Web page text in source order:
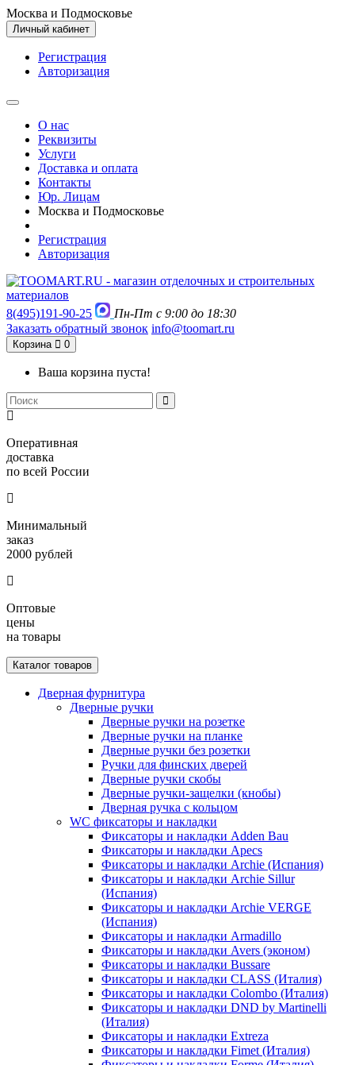
Москва и Подмосковье
Личный кабинет
Регистрация
Авторизация
О нас
Реквизиты
Услуги
Доставка и оплата
Контакты
Юр. Лицам
Москва и Подмосковье
Регистрация
Авторизация
8(495)191-90-25
Пн-Пт с 9:00 до 18:30
Заказать обратный звонок info@toomart.ru
Корзина 0
Ваша корзина пуста!
Оперативная
доставка
по всей России
Минимальный
заказ
2000 рублей
Оптовые
цены
на товары
Каталог товаров
Дверная фурнитура
Дверные ручки
Дверные ручки на розетке
Дверные ручки на планке
Дверные ручки без розетки
Ручки для финских дверей
Дверные ручки скобы
Дверные ручки-защелки (кнобы)
Дверная ручка с кольцом
WC фиксаторы и накладки
Фиксаторы и накладки Adden Bau
Фиксаторы и накладки Apecs
Фиксаторы и накладки Archie (Испания)
Фиксаторы и накладки Archie Sillur
(Испания)
Фиксаторы и накладки Archie VERGE
(Испания)
Фиксаторы и накладки Armadillo
Фиксаторы и накладки Avers (эконом)
Фиксаторы и накладки Bussare
Фиксаторы и накладки CLASS (Италия)
Фиксаторы и накладки Colombo (Италия)
Фиксаторы и накладки DND by Martinelli
(Италия)
Фиксаторы и накладки Extreza
Фиксаторы и накладки Fimet (Италия)